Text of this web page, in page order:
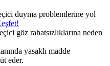
duyma problemlerine yol
göz rahatsızlıklarına neden
yasaklı madde
eder.